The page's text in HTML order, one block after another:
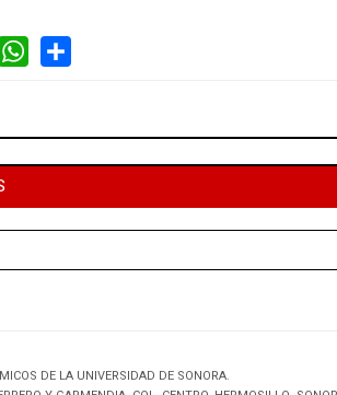
DE LA UNIVERSIDAD DE SONORA.